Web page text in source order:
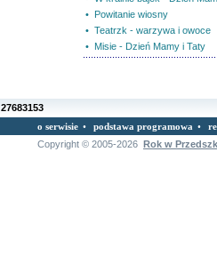
• Powitanie wiosny
• Teatrzk - warzywa i owoce
• Misie - Dzień Mamy i Taty
27683153
o serwisie • podstawa programowa •
Copyright © 2005-2026 Rok w